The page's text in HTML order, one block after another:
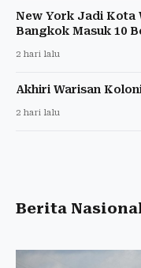
New York Jadi Kota
Bangkok Masuk 10
2 hari lalu
Akhiri Warisan
2 hari lalu
Berita